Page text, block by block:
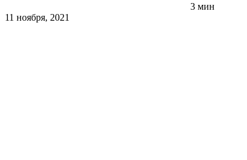
3 мин
11 ноября, 2021